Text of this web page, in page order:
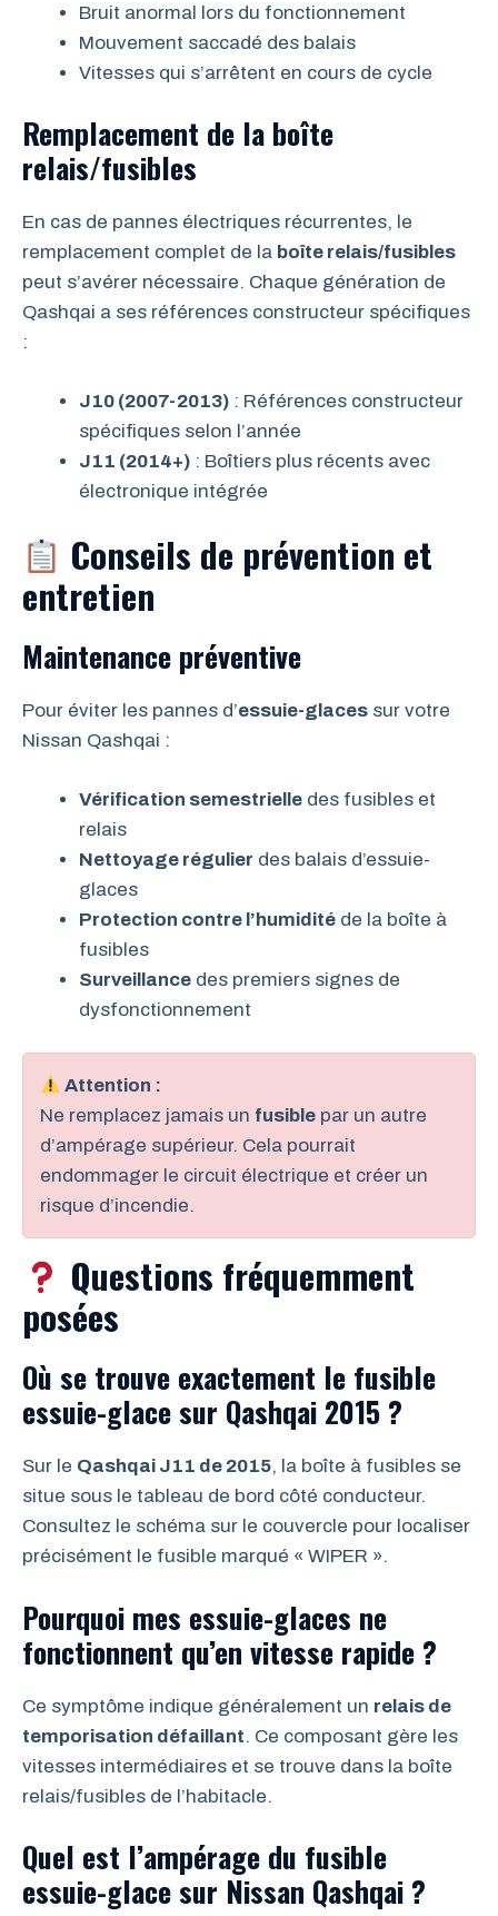
Bruit anormal lors du fonctionnement
Mouvement saccadé des balais
Vitesses qui s’arrêtent en cours de cycle
Remplacement de la boîte
relais/fusibles
En cas de pannes électriques récurrentes, le
remplacement complet de la boîte relais/fusibles
peut s’avérer nécessaire. Chaque génération de
Qashqai a ses références constructeur spécifiques
:
J10 (2007-2013) : Références constructeur
spécifiques selon l’année
J11 (2014+) : Boîtiers plus récents avec
électronique intégrée
Conseils de prévention et
entretien
Maintenance préventive
Pour éviter les pannes d’essuie-glaces sur votre
Nissan Qashqai :
Vérification semestrielle des fusibles et
relais
Nettoyage régulier des balais d’essuie-
glaces
Protection contre l’humidité de la boîte à
fusibles
Surveillance des premiers signes de
dysfonctionnement
Attention :
Ne remplacez jamais un fusible par un autre
d’ampérage supérieur. Cela pourrait
endommager le circuit électrique et créer un
risque d’incendie.
Questions fréquemment
posées
Où se trouve exactement le fusible
essuie-glace sur Qashqai 2015 ?
Sur le Qashqai J11 de 2015, la boîte à fusibles se
situe sous le tableau de bord côté conducteur.
Consultez le schéma sur le couvercle pour localiser
précisément le fusible marqué « WIPER ».
Pourquoi mes essuie-glaces ne
fonctionnent qu’en vitesse rapide ?
Ce symptôme indique généralement un relais de
temporisation défaillant. Ce composant gère les
vitesses intermédiaires et se trouve dans la boîte
relais/fusibles de l’habitacle.
Quel est l’ampérage du fusible
essuie-glace sur Nissan Qashqai ?